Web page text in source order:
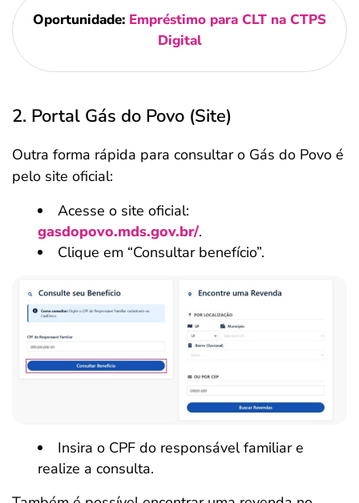
Oportunidade: Empréstimo para CLT na CTPS
Digital
2. Portal Gás do Povo (Site)
Outra forma rápida para consultar o Gás do Povo é
pelo site oficial:
Acesse o site oficial:
gasdopovo.mds.gov.br/.
Clique em “Consultar benefício”.
Insira o CPF do responsável familiar e
realize a consulta.